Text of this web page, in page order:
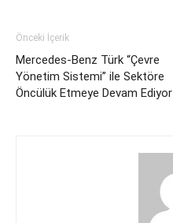
Önceki İçerik
Mercedes-Benz Türk “Çevre
Yönetim Sistemi” ile Sektöre
Öncülük Etmeye Devam Ediyor